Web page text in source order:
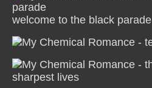
welcome to the black parade
sharpest lives